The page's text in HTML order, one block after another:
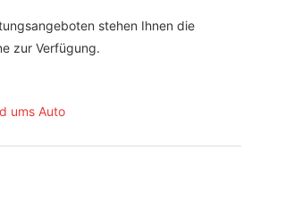
stehen Ihnen die
zur Verfügung.